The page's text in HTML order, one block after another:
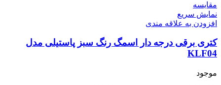
مقايسه
نمایش سریع
افزودن به علاقه مندی
کتری برقی درجه دار اسمگ رنگ سبز پاستیلی مدل
KLF04
موجود